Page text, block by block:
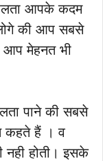
आपके कदम
की आप सबसे
मेहनत भी
पाने की सबसे
कहते हैं । व
नही होती। इसके